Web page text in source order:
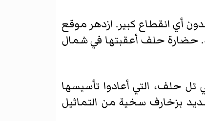
أي انقطاع كبير. ازدهر موقع
. حضارة حلف أعقبتها في شمال
حلف، التي أعادوا تأسيسها
بزخارف سخية من التماثيل